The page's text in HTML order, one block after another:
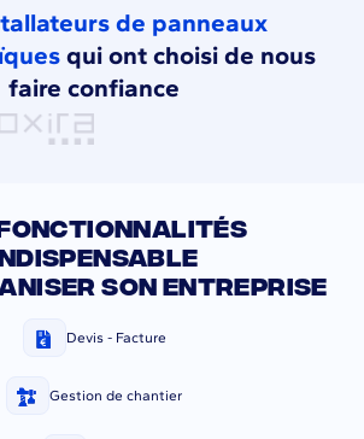
de panneaux
qui ont choisi de nous
faire confiance
fonctionnalités
son entreprise
Devis - Facture
Gestion de chantier